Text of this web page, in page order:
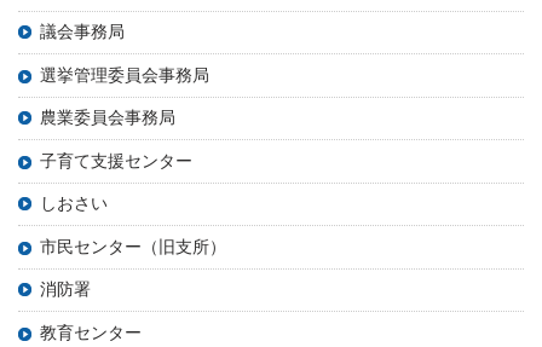
議会事務局
選挙管理委員会事務局
農業委員会事務局
子育て支援センター
しおさい
市民センター（旧支所）
消防署
教育センター